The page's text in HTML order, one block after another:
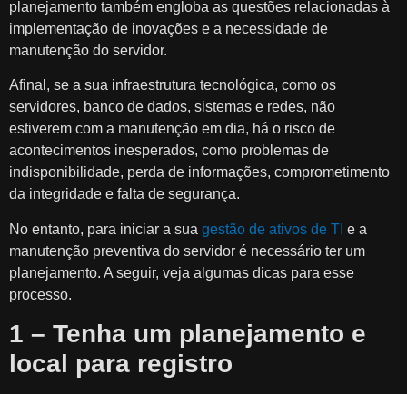
planejamento também engloba as questões relacionadas à
implementação de inovações e a necessidade de
manutenção do servidor.
Afinal, se a sua infraestrutura tecnológica, como os
servidores, banco de dados, sistemas e redes, não
estiverem com a manutenção em dia, há o risco de
acontecimentos inesperados, como problemas de
indisponibilidade, perda de informações, comprometimento
da integridade e falta de segurança.
No entanto, para iniciar a sua gestão de ativos de TI e a
manutenção preventiva do servidor é necessário ter um
planejamento. A seguir, veja algumas dicas para esse
processo.
1 – Tenha um planejamento e
local para registro